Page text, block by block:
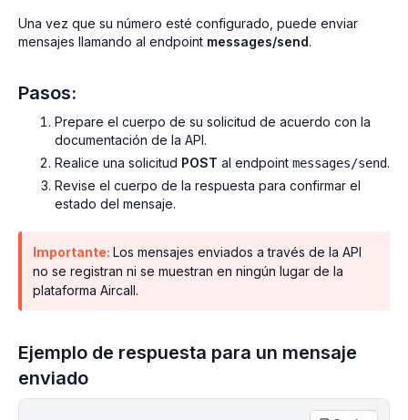
Una vez que su número esté configurado, puede enviar
mensajes llamando al endpoint messages/send.
Pasos:
Prepare el cuerpo de su solicitud de acuerdo con la
documentación de la API.
Realice una solicitud POST al endpoint messages/send.
Revise el cuerpo de la respuesta para confirmar el
estado del mensaje.
Importante: Los mensajes enviados a través de la API
no se registran ni se muestran en ningún lugar de la
plataforma Aircall.
Ejemplo de respuesta para un mensaje
enviado